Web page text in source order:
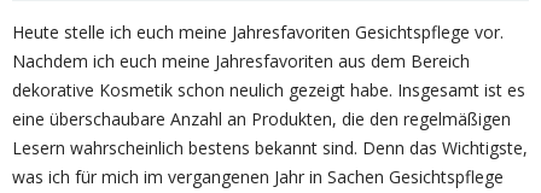
Heute stelle ich euch meine Jahresfavoriten Gesichtspflege vor.
Nachdem ich euch meine Jahresfavoriten aus dem Bereich
dekorative Kosmetik schon neulich gezeigt habe. Insgesamt ist es
eine überschaubare Anzahl an Produkten, die den regelmäßigen
Lesern wahrscheinlich bestens bekannt sind. Denn das Wichtigste,
was ich für mich im vergangenen Jahr in Sachen Gesichtspflege